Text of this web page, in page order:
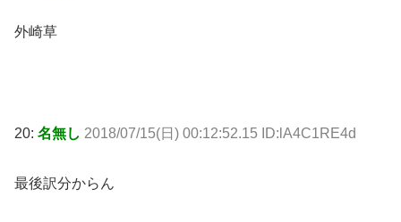
外崎草
20: 名無し 2018/07/15(日) 00:12:52.15 ID:lA4C1RE4d
最後訳分からん